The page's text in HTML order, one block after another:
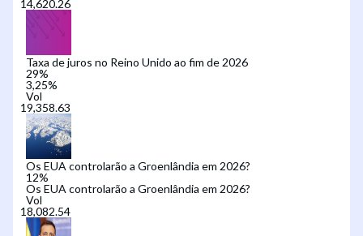
Taxa de juros no Reino Unido ao fim de 2026
29%
3,25%
Vol
Os EUA controlarão a Groenlândia em 2026?
12%
Os EUA controlarão a Groenlândia em 2026?
Vol